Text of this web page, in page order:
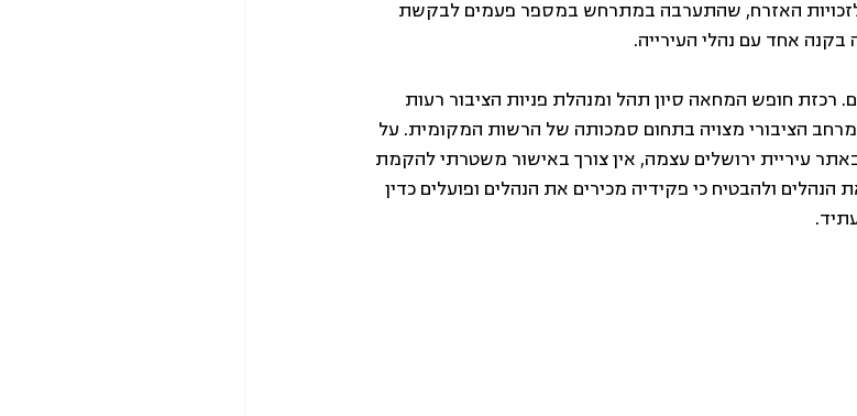
האזרח, שהתערבה במתרחש במספר פעמים לבקשת
בקנה אחד עם נהלי העירייה.
רכזת חופש המחאה סיון תהל ומנהלת פניות הציבור רעות
הציבורי מצויה בתחום סמכותה של הרשות המקומית. על
עיריית ירושלים עצמה, אין צורך באישור משטרתי להקמת
ולהבטיח כי פקידיה מכירים את הנהלים ופועלים כדין